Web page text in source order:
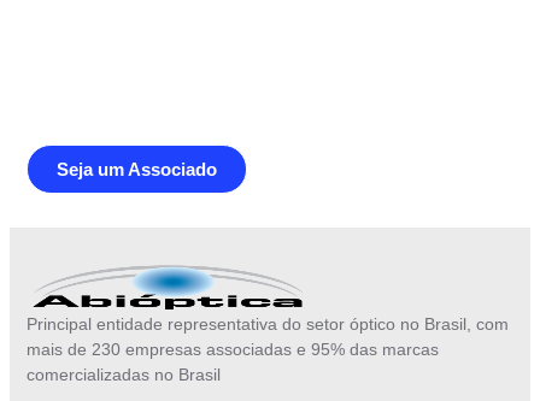
Seja um Associado
Principal entidade representativa do setor óptico no Brasil, com
mais de 230 empresas associadas e 95% das marcas
comercializadas no Brasil